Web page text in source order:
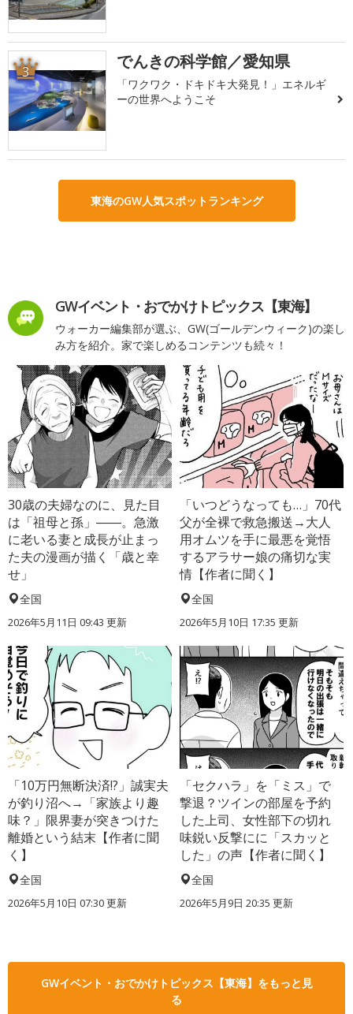
3 でんきの科学館／愛知県
「ワクワク・ドキドキ大発見！」エネルギ
ーの世界へようこそ
東海のGW人気スポットランキング
GWイベント・おでかけトピックス【東海】
ウォーカー編集部が選ぶ、GW(ゴールデンウィーク)の楽し
み方を紹介。家で楽しめるコンテンツも続々！
30歳の夫婦なのに、見た目
は「祖母と孫」――。急激
に老いる妻と成長が止まっ
た夫の漫画が描く「歳と幸
せ」
全国
2026年5月11日 09:43 更新
「いつどうなっても…」70代
父が全裸で救急搬送→大人
用オムツを手に最悪を覚悟
するアラサー娘の痛切な実
情【作者に聞く】
全国
2026年5月10日 17:35 更新
「10万円無断決済!?」誠実夫
が釣り沼へ→「家族より趣
味？」限界妻が突きつけた
離婚という結末【作者に聞
く】
全国
2026年5月10日 07:30 更新
「セクハラ」を「ミス」で
撃退？ツインの部屋を予約
した上司、女性部下の切れ
味鋭い反撃にに「スカッと
した」の声【作者に聞く】
全国
2026年5月9日 20:35 更新
GWイベント・おでかけトピックス【東海】をもっと見
る